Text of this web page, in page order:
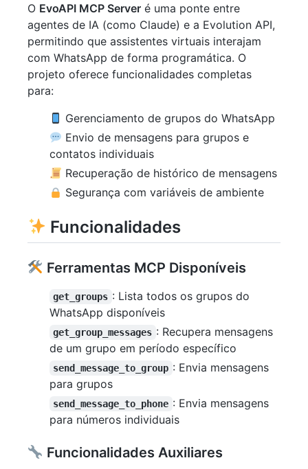
O EvoAPI MCP Server é uma ponte entre
agentes de IA (como Claude) e a Evolution API,
permitindo que assistentes virtuais interajam
com WhatsApp de forma programática. O
projeto oferece funcionalidades completas
para:
Gerenciamento de grupos do WhatsApp
Envio de mensagens para grupos e
contatos individuais
Recuperação de histórico de mensagens
Segurança com variáveis de ambiente
Funcionalidades
Ferramentas MCP Disponíveis
get_groups : Lista todos os grupos do
WhatsApp disponíveis
get_group_messages : Recupera mensagens
de um grupo em período específico
send_message_to_group : Envia mensagens
para grupos
send_message_to_phone : Envia mensagens
para números individuais
Funcionalidades Auxiliares